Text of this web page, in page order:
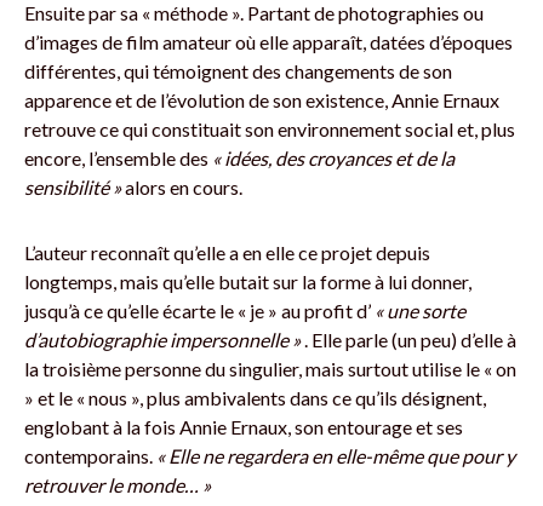
Ensuite par sa « méthode ». Partant de photographies ou
d’images de film amateur où elle apparaît, datées d’époques
différentes, qui témoignent des changements de son
apparence et de l’évolution de son existence, Annie Ernaux
retrouve ce qui constituait son environnement social et, plus
encore, l’ensemble des « idées, des croyances et de la
sensibilité »alors en cours.
L’auteur reconnaît qu’elle a en elle ce projet depuis
longtemps, mais qu’elle butait sur la forme à lui donner,
jusqu’à ce qu’elle écarte le « je » au profit d’ « une sorte
d’autobiographie impersonnelle ». Elle parle (un peu) d’elle à
la troisième personne du singulier, mais surtout utilise le « on
» et le « nous », plus ambivalents dans ce qu’ils désignent,
englobant à la fois Annie Ernaux, son entourage et ses
contemporains. « Elle ne regardera en elle-même que pour y
retrouver le monde… »